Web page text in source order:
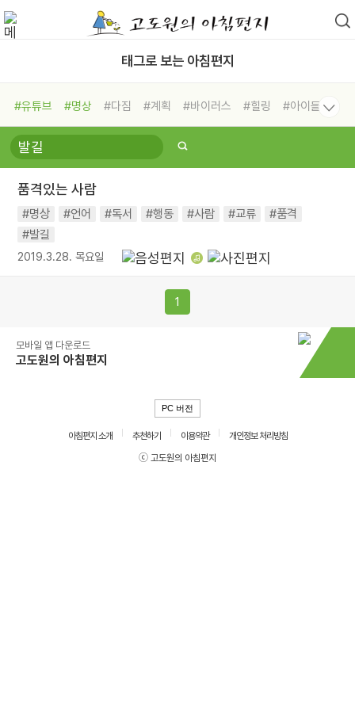
태그로 보는 아침편지
#유튜브 #명상 #다짐 #계획 #바이러스 #힐링
#아이들
#비전캠프
#독서캠프 #삶
#희망
#나눔 #친구 #링컨학교
#독서
#건강 #면역력
품격있는 사람
#명상 #언어 #독서 #행동 #사람 #교류
#품격
#발길
2019.3.28. 목요일
1
모바일 앱 다운로드
고도원의 아침편지
PC 버전
아침편지 소개 추천하기 이용약관
개인정보 처리방침
ⓒ 고도원의 아침편지